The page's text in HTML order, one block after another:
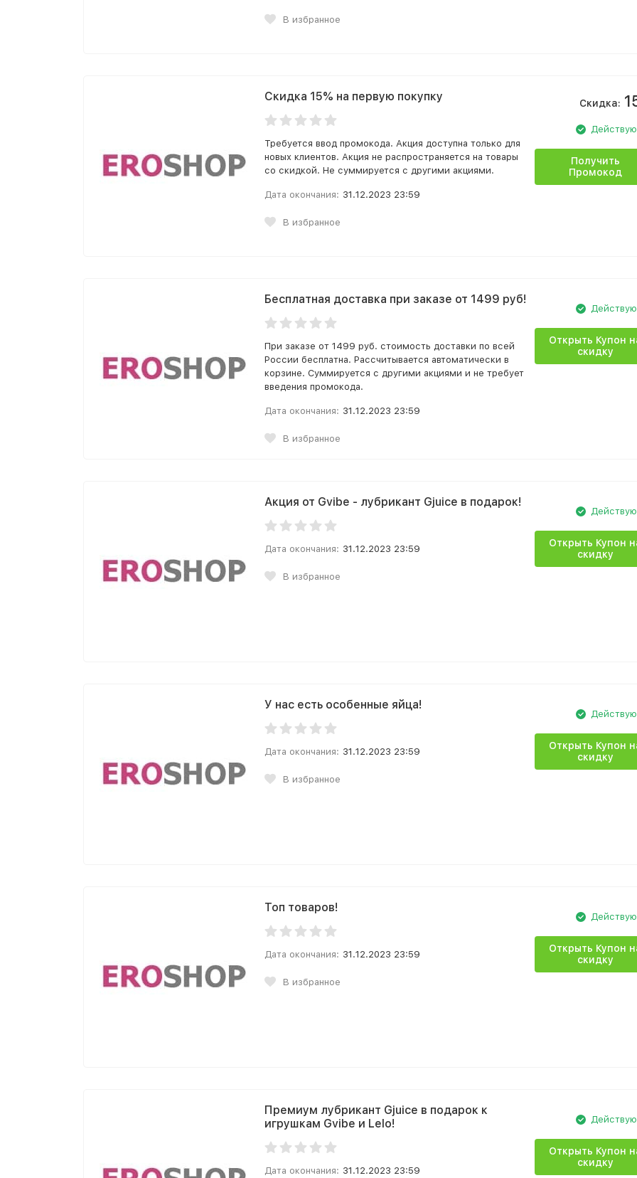
В избранное
Скидка 15% на первую покупку
Требуется ввод промокода. Акция доступна только для
новых клиентов. Акция не распространяется на товары
со скидкой. Не суммируется с другими акциями.
Дата окончания: 31.12.2023 23:59
В избранное
Скидка:
Получить
Промокод
Бесплатная доставка при заказе от 1499 руб!
При заказе от 1499 руб. стоимость доставки по всей
России бесплатна. Рассчитывается автоматически в
корзине. Суммируется с другими акциями и не требует
введения промокода.
Дата окончания: 31.12.2023 23:59
В избранное
Открыть Купон
скидку
Акция от Gvibe - лубрикант Gjuice в подарок!
Дата окончания: 31.12.2023 23:59
В избранное
Открыть Купон
скидку
У нас есть особенные яйца!
Дата окончания: 31.12.2023 23:59
В избранное
Открыть Купон
скидку
Топ товаров!
Дата окончания: 31.12.2023 23:59
В избранное
Открыть Купон
скидку
Премиум лубрикант Gjuice в подарок к
игрушкам Gvibe и Lelo!
Дата окончания: 31.12.2023 23:59
Открыть Купон
скидку